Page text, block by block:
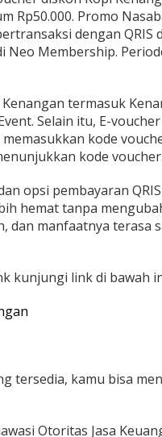
Rp50.000. Promo
dengan QRIS
Neo Membership.
termasuk
Selain itu, E-
kode
kode
opsi pembayaran
hemat tanpa
dan manfaatnya terasa
kunjungi link di bawah
tersedia, kamu bisa
Otoritas Jasa